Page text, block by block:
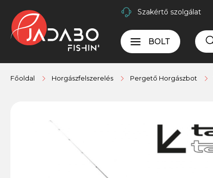
Szakértő szolgálat
BOLT
Főoldal Horgászfelszerelés Pergető Horgászbot